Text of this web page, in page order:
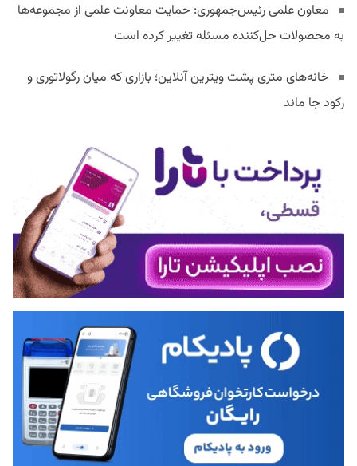
معاون علمی رئیس‌جمهوری: حمایت معاونت علمی از مجموعه‌ها
به محصولات حل‌کننده مسئله تغییر کرده است
خانه‌های متری پشت ویترین آنلاین؛ بازاری که میان رگولاتوری و
رکود جا ماند